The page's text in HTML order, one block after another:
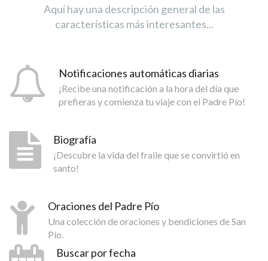
Aquí hay una descripción general de las
características más interesantes...
Notificaciones automáticas diarias
¡Recibe una notificación a la hora del día que
prefieras y comienza tu viaje con el Padre Pío!
Biografía
¡Descubre la vida del fraile que se convirtió en
santo!
Oraciones del Padre Pío
Una colección de oraciones y bendiciones de San
Pío.
Buscar por fecha